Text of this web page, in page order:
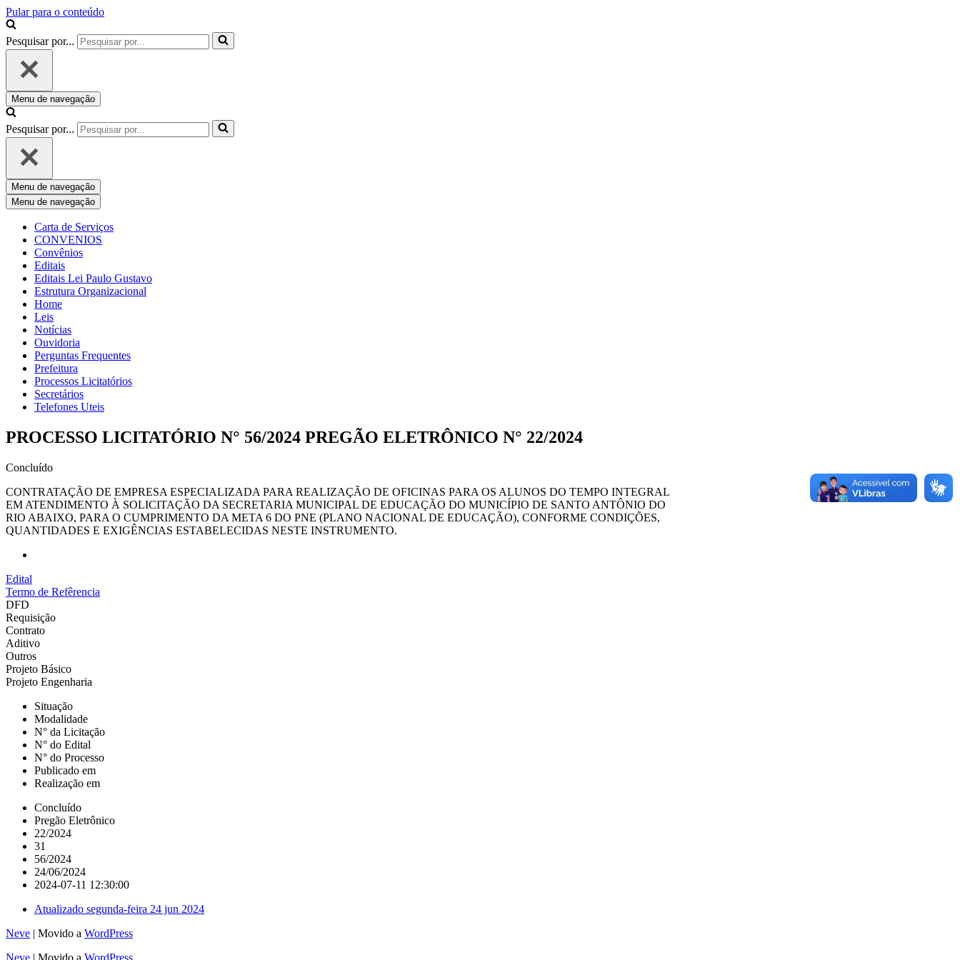
Pular para o conteúdo
Pesquisar por...
Menu de navegação
Pesquisar por...
Menu de navegação
Menu de navegação
Carta de Serviços
CONVENIOS
Convênios
Editais
Editais Lei Paulo Gustavo
Estrutura Organizacional
Home
Leis
Notícias
Ouvidoria
Perguntas Frequentes
Prefeitura
Processos Licitatórios
Secretários
Telefones Uteis
PROCESSO LICITATÓRIO N° 56/2024 PREGÃO ELETRÔNICO N° 22/2024
Concluído
CONTRATAÇÃO DE EMPRESA ESPECIALIZADA PARA REALIZAÇÃO DE OFICINAS PARA OS ALUNOS DO TEMPO INTEGRAL
EM ATENDIMENTO À SOLICITAÇÃO DA SECRETARIA MUNICIPAL DE EDUCAÇÃO DO MUNICÍPIO DE SANTO ANTÔNIO DO
RIO ABAIXO, PARA O CUMPRIMENTO DA META 6 DO PNE (PLANO NACIONAL DE EDUCAÇÃO), CONFORME CONDIÇÕES,
QUANTIDADES E EXIGÊNCIAS ESTABELECIDAS NESTE INSTRUMENTO.
Edital
Termo de Refêrencia
DFD
Requisição
Contrato
Aditivo
Outros
Projeto Básico
Projeto Engenharia
Situação
Modalidade
N° da Licitação
N° do Edital
N° do Processo
Publicado em
Realização em
Concluído
Pregão Eletrônico
22/2024
31
56/2024
24/06/2024
2024-07-11 12:30:00
Atualizado segunda-feira 24 jun 2024
Neve | Movido a WordPress
Neve | Movido a WordPress